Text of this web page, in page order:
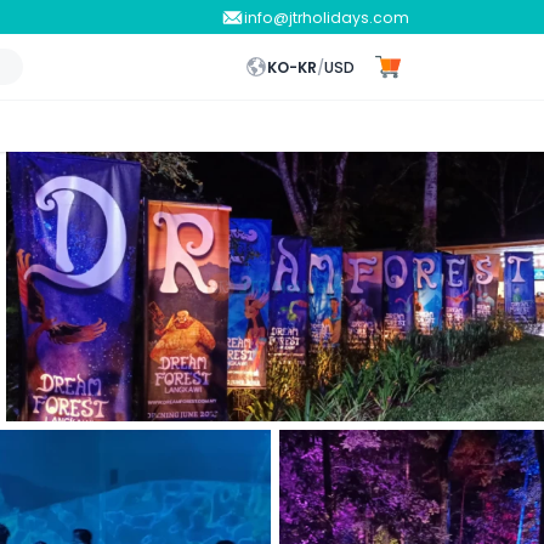
info@jtrholidays.com
KO-KR/USD